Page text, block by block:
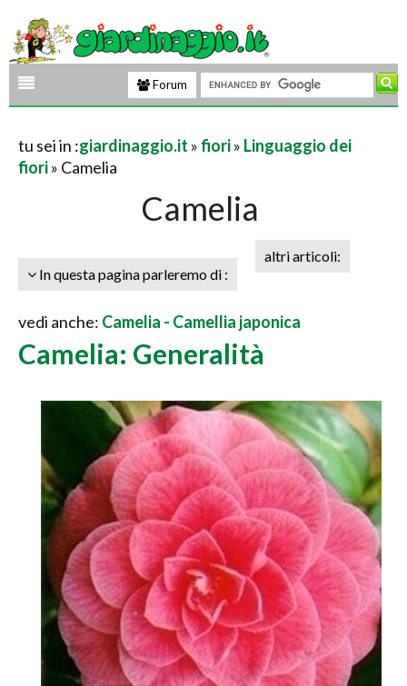
Forum
tu sei in :giardinaggio.it »fiori» Linguaggio dei
fiori» Camelia
Camelia
In questa pagina parleremo di :
altri articoli:
vedi anche: Camelia - Camellia japonica
Camelia: Generalità